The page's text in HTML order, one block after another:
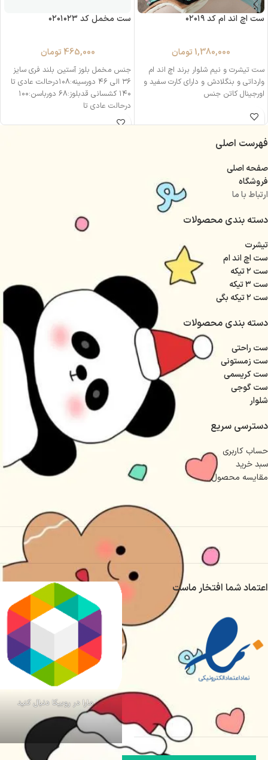
ست اچ اند ام کد ۰۲۰۱۹
1,380,000 تومان
ست تیشرت و نیم شلوار برند اچ اند ام
وارداتی و بنگلادش و دارای کارت سفید و
اورجینال کاتن جنس
ست مخمل کد ۰۲۰۱۰۲۳
465,000 تومان
جنس مخمل بلوز آستین بلند فری سایز
۳۶ الی ۴۶ دورسینه:۱۰۸درحالت عادی تا
۱۴۰ کشسانی قدبلوز:۶۸ دورباسن:۱۰۰
درحالت عادی تا
فهرست اصلی
صفحه اصلی
فروشگاه
ارتباط با ما
دسته بندی محصولات
تیشرت
ست اچ اند ام
ست ۲ تیکه
ست ۳ تیکه
ست ۲ تیکه بگی
دسته بندی محصولات
ست راحتی
ست زمستونی
ست کریسمی
ست گوجی
شلوار
دسترسی سریع
حساب کاربری
سبد خرید
مقایسه محصول
اعتماد شما افتخار ماست
مارا در روبیکا دنبال کنید